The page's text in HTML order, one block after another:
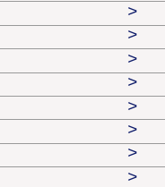
>
>
>
>
>
>
>
>